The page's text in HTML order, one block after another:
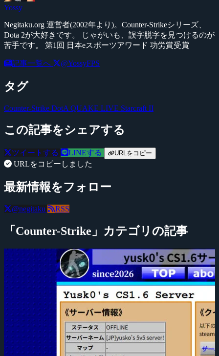
Yossy
Negitaku.org 運営者(2002年より)。Counter-Strikeシリーズ、
Dota 2が大好きです。 じゃがいも、誤字脱字を見つけるのが
苦手です。 第1回 日本eスポーツアワード 功労賞受賞
記事一覧へ @YossyFPS
タグ
Counter-Strike DotA QUAKE LIVE Starcraft II
この記事をシェアする
ツイートする LINEする URLをコピー
URLをコピーしました
最新情報をフォロー
@negitaku RSS
「Counter-Strike」カテゴリの記事